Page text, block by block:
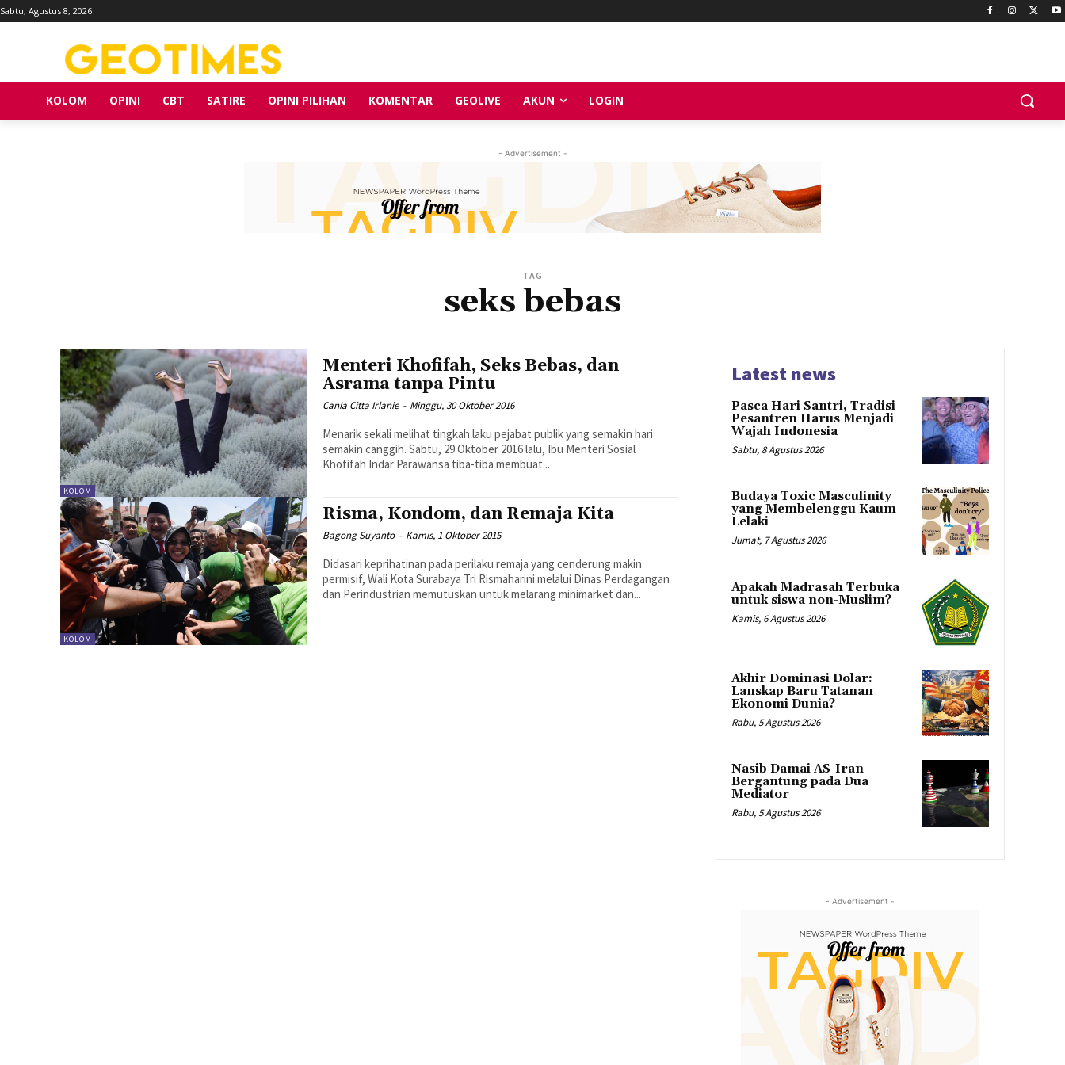
Sabtu, Agustus 8, 2026
KOLOM OPINI CBT SATIRE OPINI PILIHAN KOMENTAR GEOLIVE AKUN LOGIN
- Advertisement -
TAG
seks bebas
KOLOM
Menteri Khofifah, Seks Bebas, dan
Asrama tanpa Pintu
Cania Citta Irlanie - Minggu, 30 Oktober 2016
Menarik sekali melihat tingkah laku pejabat publik yang semakin hari
semakin canggih. Sabtu, 29 Oktober 2016 lalu, Ibu Menteri Sosial
Khofifah Indar Parawansa tiba-tiba membuat...
KOLOM
Risma, Kondom, dan Remaja Kita
Bagong Suyanto - Kamis, 1 Oktober 2015
Didasari keprihatinan pada perilaku remaja yang cenderung makin
permisif, Wali Kota Surabaya Tri Rismaharini melalui Dinas Perdagangan
dan Perindustrian memutuskan untuk melarang minimarket dan...
Latest news
Pasca Hari Santri, Tradisi
Pesantren Harus Menjadi
Wajah Indonesia
Sabtu, 8 Agustus 2026
Budaya Toxic Masculinity
yang Membelenggu Kaum
Lelaki
Jumat, 7 Agustus 2026
Apakah Madrasah Terbuka
untuk siswa non-Muslim?
Kamis, 6 Agustus 2026
Akhir Dominasi Dolar:
Lanskap Baru Tatanan
Ekonomi Dunia?
Rabu, 5 Agustus 2026
Nasib Damai AS-Iran
Bergantung pada Dua
Mediator
Rabu, 5 Agustus 2026
- Advertisement -